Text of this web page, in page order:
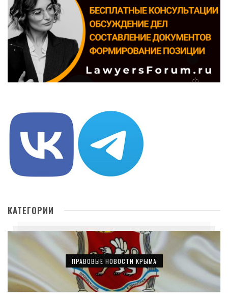
КАТЕГОРИИ
ПРАВОВЫЕ НОВОСТИ КРЫМА